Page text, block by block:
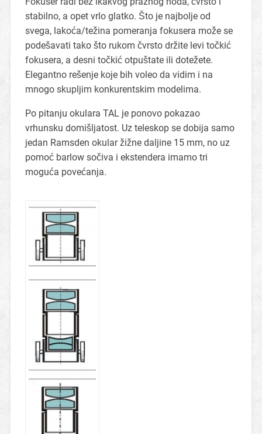
stabilno, a opet vrlo glatko. Što je najbolje od
svega, lakoća/težina pomeranja fokusera može se
podešavati tako što rukom čvrsto držite levi točkić
fokusera, a desni točkić otpuštate ili dotežete.
Elegantno rešenje koje bih voleo da vidim i na
mnogo skupljim konkurentskim modelima.
Po pitanju okulara TAL je ponovo pokazao
vrhunsku domišljatost. Uz teleskop se dobija samo
jedan Ramsden okular žižne daljine 15 mm, no uz
pomoć barlow sočiva i ekstendera imamo tri
moguća povećanja.